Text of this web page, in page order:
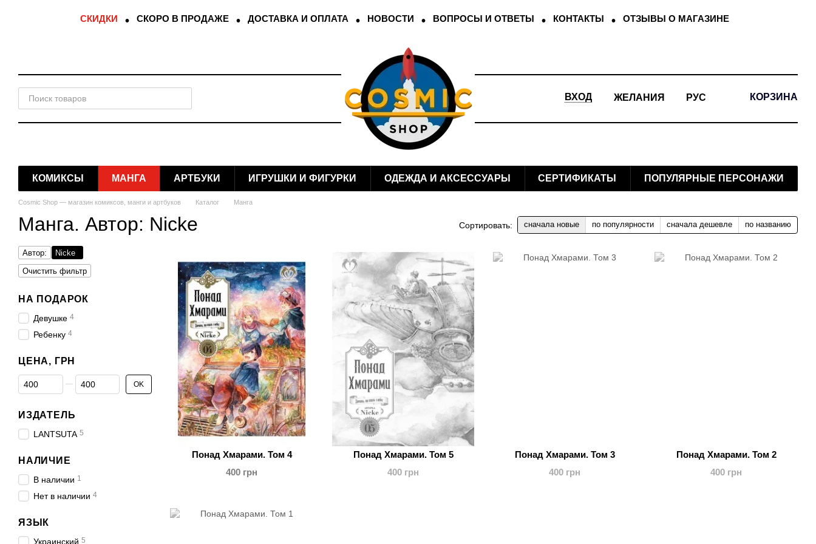
СКИДКИ СКОРО В ПРОДАЖЕ ДОСТАВКА И ОПЛАТА НОВОСТИ ВОПРОСЫ И ОТВЕТЫ КОНТАКТЫ ОТЗЫВЫ О МАГАЗИНЕ
ВХОД ЖЕЛАНИЯ РУС КОРЗИНА
КОМИКСЫ МАНГА АРТБУКИ ИГРУШКИ И ФИГУРКИ ОДЕЖДА И АКСЕССУАРЫ СЕРТИФИКАТЫ ПОПУЛЯРНЫЕ ПЕРСОНАЖИ
Cosmic Shop — магазин комиксов, манги и артбуков Каталог Манга
Манга. Автор: Nicke Сортировать: сначала новые по популярности сначала дешевле по названию
Понад Хмарами. Том 4
400 грн
Понад Хмарами. Том 5
400 грн
Понад Хмарами. Том 3
400 грн
Понад Хмарами. Том 2
400 грн
Автор:
Nicke
Очистить фильтр
НА ПОДАРОК
Девушке 4
Ребенку 4
ЦЕНА, ГРН
От Цена, грн
До Цена, грн OK
ИЗДАТЕЛЬ
LANTSUTA 5
НАЛИЧИЕ
В наличии 1
Нет в наличии 4
ЯЗЫК
Украинский 5